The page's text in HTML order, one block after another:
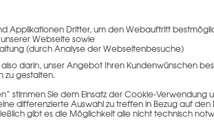
Secuset
Einsatzmöglichkeiten. Die
Applikationen Dritter, um den Webauftritt
Webseite sowie
(durch Analyse der Webseitenbesuche)
darin, unser Angebot Ihren Kundenwünschen
zu gestalten.
stimmen Sie dem Einsatz der Cookie-Verwendung
differenzierte Auswahl zu treffen in Bezug auf
gibt es die Möglichkeit alle nicht technisch